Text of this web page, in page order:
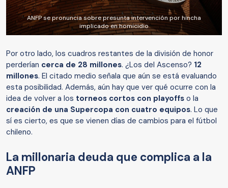
ANFP se pronuncia sobre presunta intervención por hincha
implicado en homicidio
Por otro lado, los cuadros restantes de la división de honor
perderían cerca de 28 millones. ¿Los del Ascenso? 12
millones. El citado medio señala que aún se está evaluando
esta posibilidad. Además, aún hay que ver qué ocurre con la
idea de volver a los torneos cortos con playoffs o la
creación de una Supercopa con cuatro equipos. Lo que
sí es cierto, es que se vienen días de cambios para el fútbol
chileno.
La millonaria deuda que complica a la
ANFP